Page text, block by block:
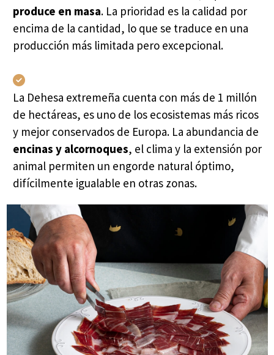
produce en masa. La prioridad es la calidad por
encima de la cantidad, lo que se traduce en una
producción más limitada pero excepcional.
La Dehesa extremeña cuenta con más de 1 millón
de hectáreas, es uno de los ecosistemas más ricos
y mejor conservados de Europa. La abundancia de
encinas y alcornoques, el clima y la extensión por
animal permiten un engorde natural óptimo,
difícilmente igualable en otras zonas.